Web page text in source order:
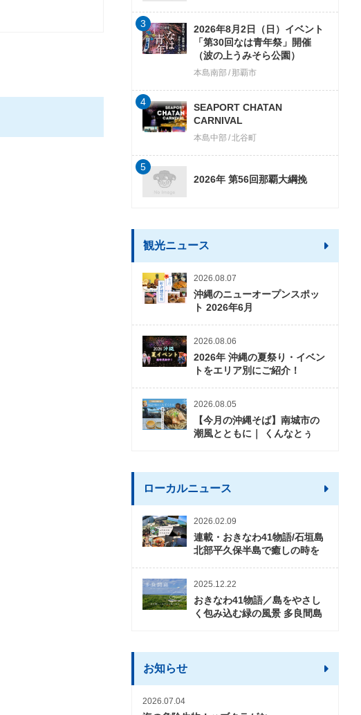
2026年8月2日（日）イベント
「第30回なは青年祭」開催
（波の上うみそら公園）
本島南部 那覇市
3
SEAPORT CHATAN
CARNIVAL
本島中部 北谷町
4
2026年 第56回那覇大綱挽
5
観光ニュース
2026.08.07
沖縄のニューオープンスポッ
ト 2026年6月
2026.08.06
2026年 沖縄の夏祭り・イベン
トをエリア別にご紹介！
2026.08.05
【今月の沖縄そば】南城市の
潮風とともに｜ くんなとぅ
ローカルニュース
2026.02.09
連載・おきなわ41物語/石垣島
北部平久保半島で癒しの時を
2025.12.22
おきなわ41物語／島をやさし
く包み込む緑の風景 多良間島
お知らせ
2026.07.04